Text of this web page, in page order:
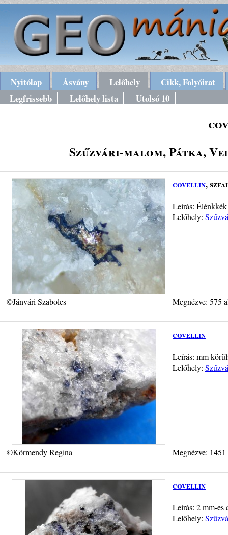
Nyitólap Ásvány Lelőhely
Cikk, Folyóirat
Legfrissebb
Lelőhely lista Utolsó 10
Szűzvári-malom, Pátka,
covellin,
Leírás:
Lelőhely:
©Jánvári Szabolcs Megnézve: 575
covellin
Leírás: mm
Lelőhely:
©Körmendy Regina Megnézve:
covellin
Leírás: 2 mm-es
Lelőhely: